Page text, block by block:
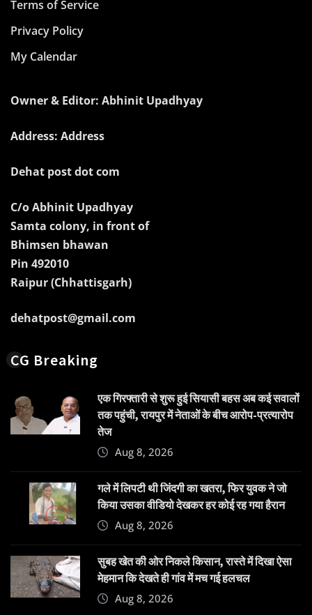
Terms of Service
Privacy Policy
My Calendar
Owner & Editor: Abhinit Upadhyay
Address: Address
Dehat post dot com
C/o Abhinit Upadhyay
Samta colony, in front of
Bhimsen bhawan
Pin 492010
Raipur (Chhattisgarh)
dehatpost@gmail.com
CG Breaking
एक गिरफ्तारी से शुरू हुई सियासी बहस अब कई सवालों
तक पहुंची, रायपुर में नेताओं के बीच आरोप-प्रत्यारोप
तेज
Aug 8, 2026
गले में लिपटी थी जिंदगी का खतरा, फिर युवक ने जो
किया उसका वीडियो देखकर हर कोई रह गया हैरान
Aug 8, 2026
सुबह खेत की ओर निकले किसान, रास्ते में दिखा ऐसा
मेहमान कि देखते ही गांव में मच गई हलचल
Aug 8, 2026